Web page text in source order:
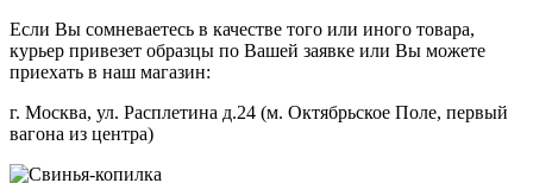
Если Вы сомневаетесь в качестве того или иного товара,
курьер привезет образцы по Вашей заявке или Вы можете
приехать в наш магазин:
г. Москва, ул. Расплетина д.24 (м. Октябрьское Поле, первый
вагона из центра)